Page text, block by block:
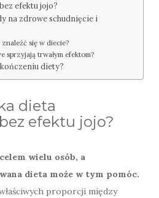
efektu jojo?
na zdrowe schudnięcie i
się w diecie?
sprzyjają trwałym efektom?
diety?
dieta
efektu jojo?
wielu osób, a
dieta może w tym pomóc.
proporcji między